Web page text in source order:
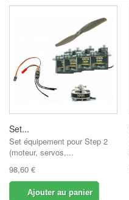
Set...
Set équipement pour Step 2
(moteur, servos,...
98,60 €
Ajouter au panier